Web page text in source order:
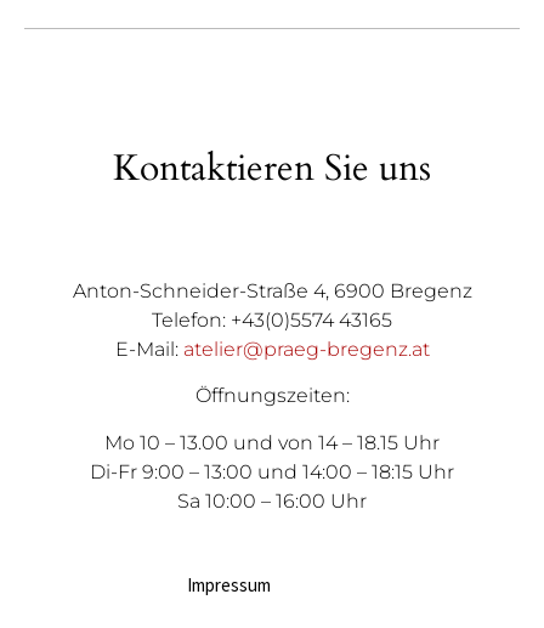
Kontaktieren Sie uns
Anton-Schneider-Straße 4, 6900 Bregenz
Telefon: +43(0)5574 43165
E-Mail: atelier@praeg-bregenz.at
Öffnungszeiten:
Mo 10 – 13.00 und von 14 – 18.15 Uhr
Di-Fr 9:00 – 13:00 und 14:00 – 18:15 Uhr
Sa 10:00 – 16:00 Uhr
Impressum